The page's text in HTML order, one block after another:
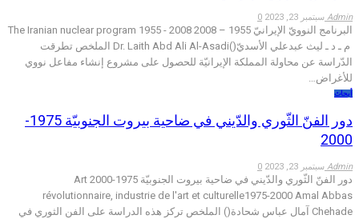
Admin سبتمبر 23, 2023 0
البرنامج النوويّ الإيرانيّ 1955 – 2008 The Iranian nuclear program 1955 - 2008
م ـ د ـ ليث عبدعلي الأسديّ()Dr. Laith Abd Ali Al-Asadi الملخص تطرقت
الدّراسة عن محاولة المملكة الإيرانيّة للحصول على مشروع إنشاء مفاعل نووي
للأغراض…
أبحاث
دور الفنّ الثّوري والدّيني في ضاحية بيروت الجنوبيّة 1975-
2000
Admin سبتمبر 23, 2023 0
دور الفنّ الثّوري والدّيني في ضاحية بيروت الجنوبيّة 1975-2000 Art
révolutionnaire, industrie de l'art et culturelle1975-2000 Amal Abbas
Chehade آمال عباس شحادة() الملخص تركز هذه الدراسة على الفن الثوري في